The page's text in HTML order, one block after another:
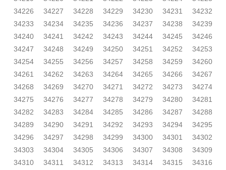
34226
34227 34228 34229 34230 34231
34232
34233
34234 34235 34236 34237 34238
34239
34240
34241 34242 34243 34244 34245
34246
34247
34248 34249 34250 34251 34252
34253
34254
34255 34256 34257 34258 34259
34260
34261
34262 34263 34264 34265 34266
34267
34268
34269 34270 34271 34272 34273
34274
34275
34276 34277 34278 34279 34280
34281
34282
34283 34284 34285 34286 34287
34288
34289
34290 34291 34292 34293 34294
34295
34296
34297 34298 34299 34300 34301
34302
34303
34304 34305 34306 34307 34308
34309
34310
34311 34312 34313 34314 34315
34316